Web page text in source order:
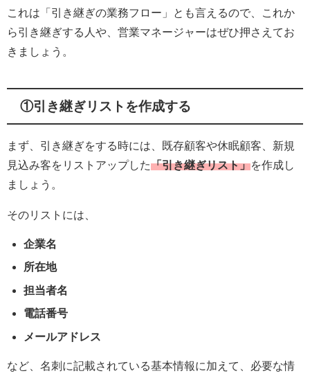
これは「引き継ぎの業務フロー」とも言えるので、これか
ら引き継ぎする人や、営業マネージャーはぜひ押さえてお
きましょう。
①引き継ぎリストを作成する
まず、引き継ぎをする時には、既存顧客や休眠顧客、新規
見込み客をリストアップした「引き継ぎリスト」を作成し
ましょう。
そのリストには、
企業名
所在地
担当者名
電話番号
メールアドレス
など、名刺に記載されている基本情報に加えて、必要な情